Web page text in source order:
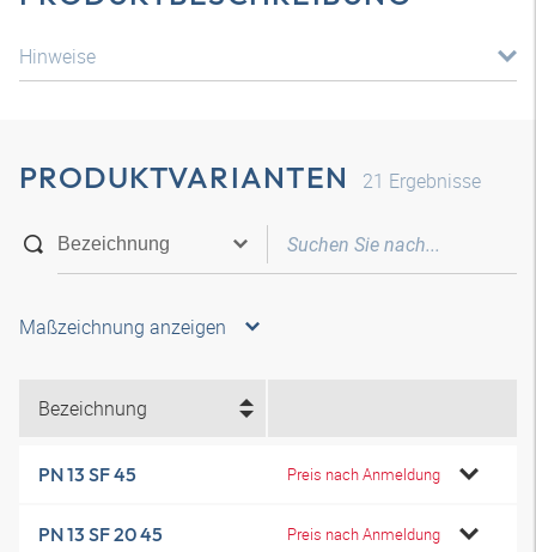
Hinweise
PRODUKTVARIANTEN 21 Ergebnisse
Maßzeichnung anzeigen
Bezeichnung
PN 13 SF 45 Preis nach Anmeldung
PN 13 SF 20 45 Preis nach Anmeldung